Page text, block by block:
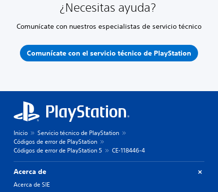
¿Necesitas ayuda?
Comunícate con nuestros especialistas de servicio técnico
Comunícate con el servicio técnico de PlayStation
Inicio
Servicio técnico de PlayStation
Códigos de error de PlayStation
Códigos de error de PlayStation 5
CE-118446-4
Acerca de
Acerca de SIE